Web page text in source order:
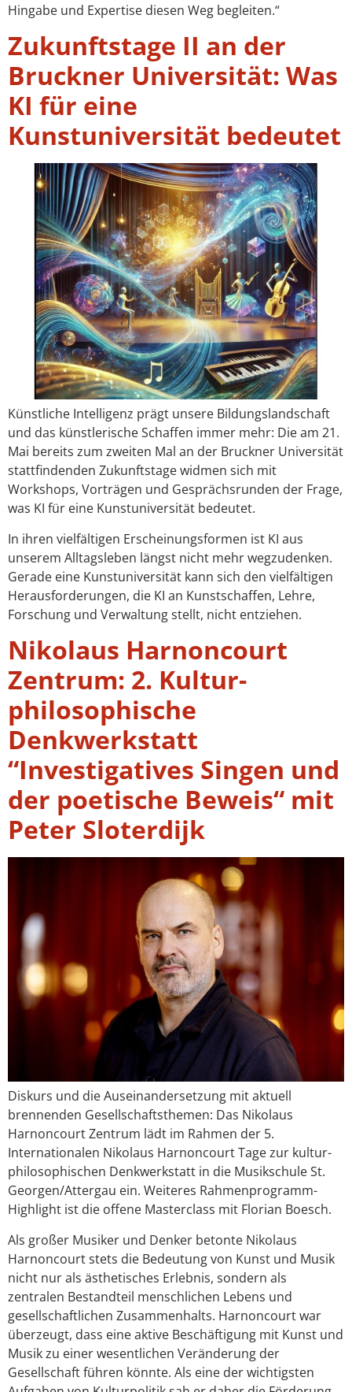
Hingabe und Expertise diesen Weg begleiten.“
Zukunftstage II an der
Bruckner Universität: Was
KI für eine
Kunstuniversität bedeutet
Künstliche Intelligenz prägt unsere Bildungslandschaft
und das künstlerische Schaffen immer mehr: Die am 21.
Mai bereits zum zweiten Mal an der Bruckner Universität
stattfindenden Zukunftstage widmen sich mit
Workshops, Vorträgen und Gesprächsrunden der Frage,
was KI für eine Kunstuniversität bedeutet.
In ihren vielfältigen Erscheinungsformen ist KI aus
unserem Alltagsleben längst nicht mehr wegzudenken.
Gerade eine Kunstuniversität kann sich den vielfältigen
Herausforderungen, die KI an Kunstschaffen, Lehre,
Forschung und Verwaltung stellt, nicht entziehen.
Nikolaus Harnoncourt
Zentrum: 2. Kultur-
philosophische
Denkwerkstatt
“Investigatives Singen und
der poetische Beweis“ mit
Peter Sloterdijk
Diskurs und die Auseinandersetzung mit aktuell
brennenden Gesellschaftsthemen: Das Nikolaus
Harnoncourt Zentrum lädt im Rahmen der 5.
Internationalen Nikolaus Harnoncourt Tage zur kultur-
philosophischen Denkwerkstatt in die Musikschule St.
Georgen/Attergau ein. Weiteres Rahmenprogramm-
Highlight ist die offene Masterclass mit Florian Boesch.
Als großer Musiker und Denker betonte Nikolaus
Harnoncourt stets die Bedeutung von Kunst und Musik
nicht nur als ästhetisches Erlebnis, sondern als
zentralen Bestandteil menschlichen Lebens und
gesellschaftlichen Zusammenhalts. Harnoncourt war
überzeugt, dass eine aktive Beschäftigung mit Kunst und
Musik zu einer wesentlichen Veränderung der
Gesellschaft führen könnte. Als eine der wichtigsten